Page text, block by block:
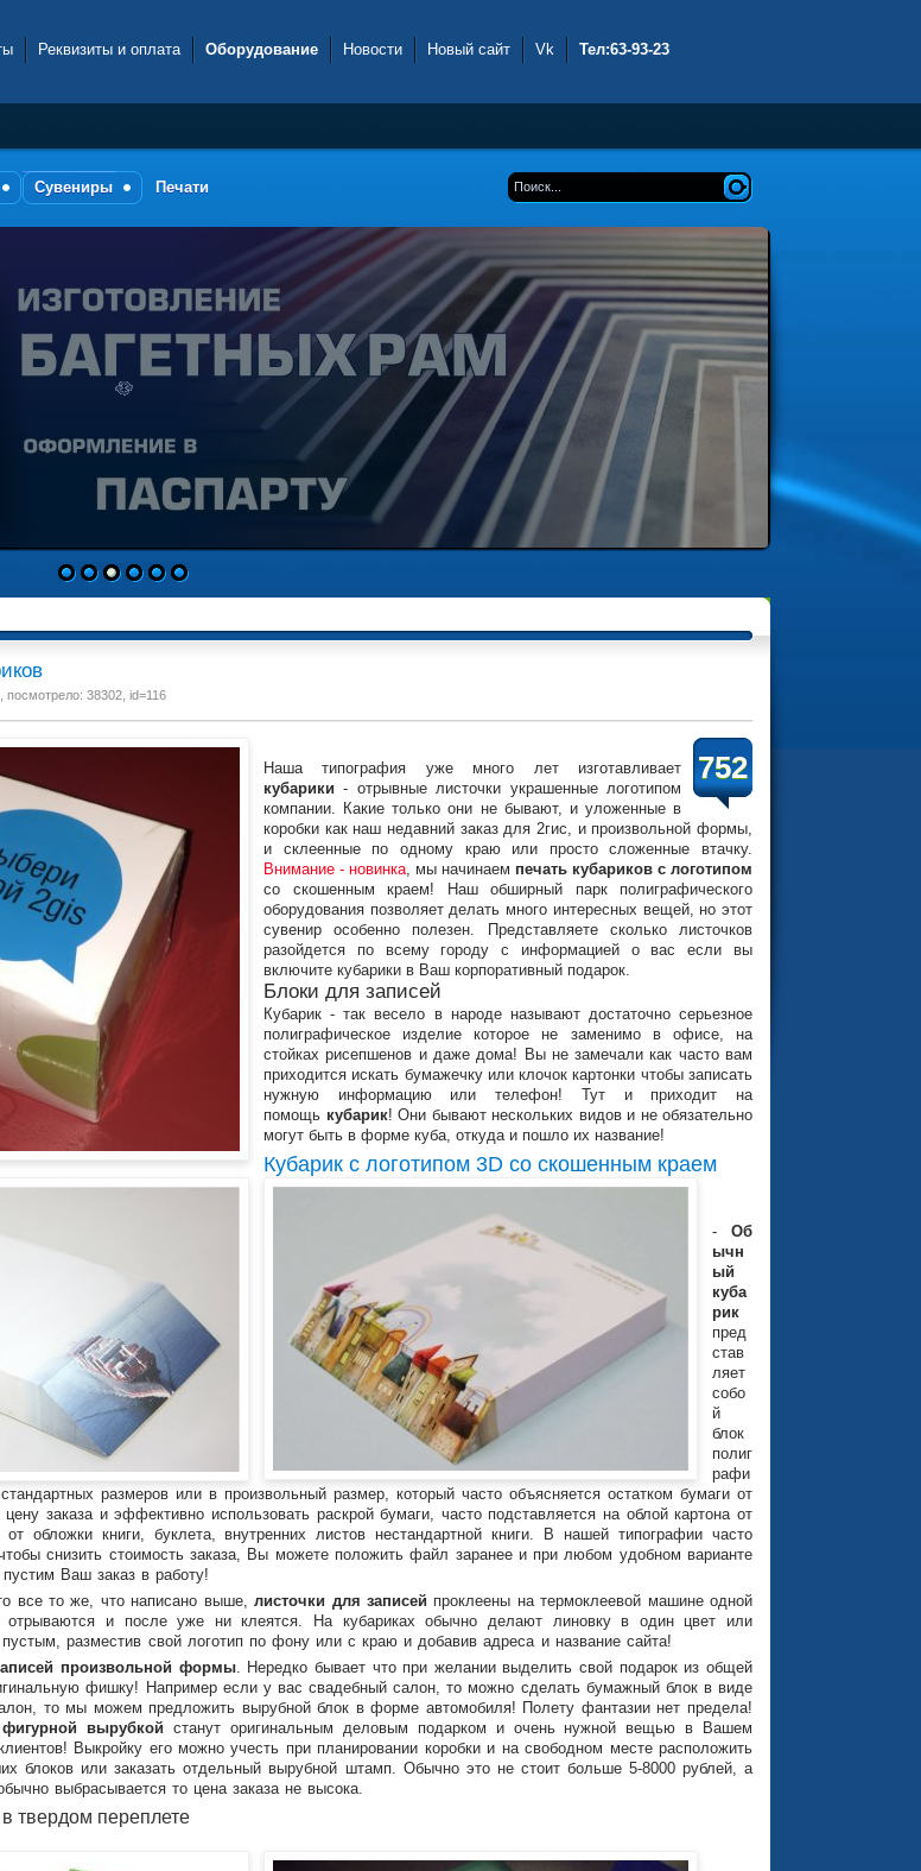
Реквизиты и оплата Оборудование Новости Новый сайт Vk Тел:63-93-23
Сувениры Печати
1 2 3 4 5 6
, посмотрело: 38302, id=116
752
Наша типография уже много лет изготавливает
кубарики - отрывные листочки украшенные логотипом
компании. Какие только они не бывают, и уложенные в
коробки как наш недавний заказ для 2гис, и произвольной формы,
и склеенные по одному краю или просто сложенные втачку.
Внимание - новинка, мы начинаем печать кубариков с логотипом
со скошенным краем! Наш обширный парк полиграфического
оборудования позволяет делать много интересных вещей, но этот
сувенир особенно полезен. Представляете сколько листочков
разойдется по всему городу с информацией о вас если вы
включите кубарики в Ваш корпоративный подарок.
Блоки для записей
Кубарик - так весело в народе называют достаточно серьезное
полиграфическое изделие которое не заменимо в офисе, на
стойках рисепшенов и даже дома! Вы не замечали как часто вам
приходится искать бумажечку или клочок картонки чтобы записать
нужную информацию или телефон! Тут и приходит на
помощь кубарик! Они бывают нескольких видов и не обязательно
могут быть в форме куба, откуда и пошло их название!
Кубарик с логотипом 3D со скошенным краем
- Об
ычн
ый
куба
рик
пред
став
ляет
собо
й
блок
полиг
рафи
размеров или в произвольный размер, который часто объясняется остатком бумаги от
заказа и эффективно использовать раскрой бумаги, часто подставляется на облой картона от
от обложки книги, буклета, внутренних листов нестандартной книги. В нашей типографии часто
снизить стоимость заказа, Вы можете положить файл заранее и при любом удобном варианте
Ваш заказ в работу!
все то же, что написано выше,листочки для записей проклеены на термоклеевой машине одной
отрываются и после уже ни клеятся. На кубариках обычно делают линовку в один цвет или
разместив свой логотип по фону или с краю и добавив адреса и название сайта!
произвольной формы. Нередко бывает что при желании выделить свой подарок из общей
фишку! Например если у вас свадебный салон, то можно сделать бумажный блок в виде
то мы можем предложить вырубной блок в форме автомобиля! Полету фантазии нет предела!
вырубкой станут оригинальным деловым подарком и очень нужной вещью в Вашем
Выкройку его можно учесть при планировании коробки и на свободном месте расположить
блоков или заказать отдельный вырубной штамп. Обычно это не стоит больше 5-8000 рублей, а
выбрасывается то цена заказа не высока.
твердом переплете